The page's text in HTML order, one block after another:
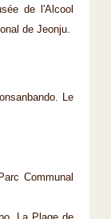
de l'Alcool
de Jeonju.
Le
Communal